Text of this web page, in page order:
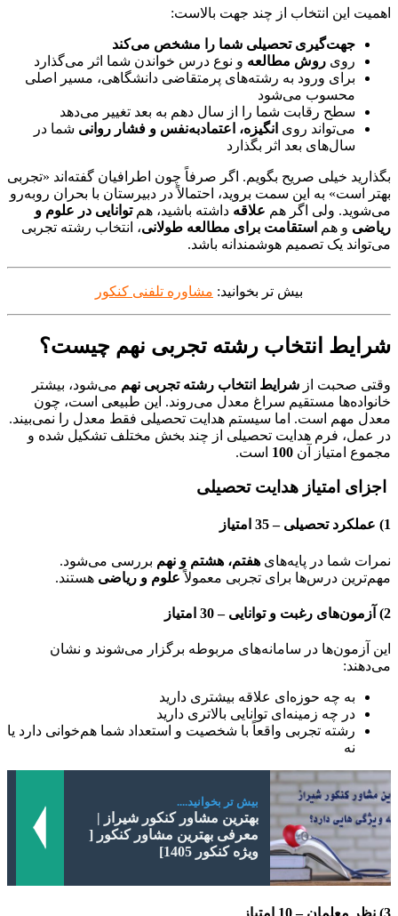
اهمیت این انتخاب از چند جهت بالاست:
جهت‌گیری تحصیلی شما را مشخص می‌کند
روی روش مطالعه و نوع درس خواندن شما اثر می‌گذارد
برای ورود به رشته‌های پرمتقاضی دانشگاهی، مسیر اصلی
محسوب می‌شود
سطح رقابت شما را از سال دهم به بعد تغییر می‌دهد
می‌تواند روی انگیزه، اعتمادبه‌نفس و فشار روانی شما در
سال‌های بعد اثر بگذارد
بگذارید خیلی صریح بگویم. اگر صرفاً چون اطرافیان گفته‌اند «تجربی
بهتر است» به این سمت بروید، احتمالاً در دبیرستان با بحران روبه‌رو
می‌شوید. ولی اگر هم علاقه داشته باشید، همتوانایی در علوم و
ریاضی و هم استقامت برای مطالعه طولانی، انتخاب رشته تجربی
می‌تواند یک تصمیم هوشمندانه باشد.
بیش تر بخوانید: مشاوره تلفنی کنکور
شرایط انتخاب رشته تجربی نهم چیست؟
وقتی صحبت از شرایط انتخاب رشته تجربی نهم می‌شود، بیشتر
خانواده‌ها مستقیم سراغ معدل می‌روند. این طبیعی است، چون
معدل مهم است. اما سیستم هدایت تحصیلی فقط معدل را نمی‌بیند.
در عمل، فرم هدایت تحصیلی از چند بخش مختلف تشکیل شده و
مجموع امتیاز آن 100 است.
اجزای امتیاز هدایت تحصیلی
1) عملکرد تحصیلی – 35 امتیاز
نمرات شما در پایه‌های هفتم، هشتم و نهم بررسی می‌شود.
مهم‌ترین درس‌ها برای تجربی معمولاًعلوم و ریاضی هستند.
2) آزمون‌های رغبت و توانایی – 30 امتیاز
این آزمون‌ها در سامانه‌های مربوطه برگزار می‌شوند و نشان
می‌دهند:
به چه حوزه‌ای علاقه بیشتری دارید
در چه زمینه‌ای توانایی بالاتری دارید
رشته تجربی واقعاً با شخصیت و استعداد شما هم‌خوانی دارد یا
نه
بیش تر بخوانید....
بهترین مشاور کنکور شیراز |
معرفی بهترین مشاور کنکور [
ویژه کنکور 1405]